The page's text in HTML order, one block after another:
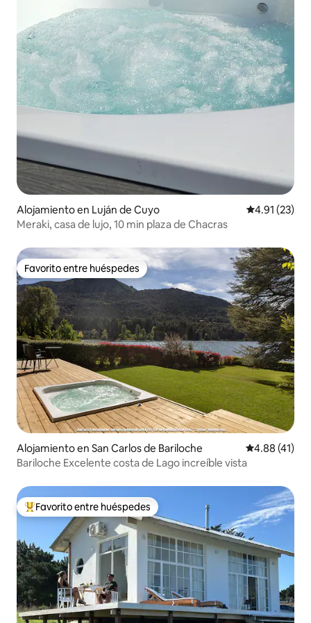
Alojamiento en Luján de Cuyo Calificación
4.91 (23)
Meraki, casa de lujo, 10 min plaza de Chacras
Favorito entre huéspedes
Favorito entre huéspedes
Alojamiento en San Carlos de Bariloche Calificación
4.88 (41)
Bariloche Excelente costa de Lago increíble vista
Favorito entre huéspedes preferido
Favorito entre huéspedes